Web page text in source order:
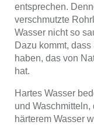
entsprechen.
verschmutzte
Wasser nicht so
Dazu kommt,
haben, das von
hat.
Hartes Wasser
und
härterem Wasser